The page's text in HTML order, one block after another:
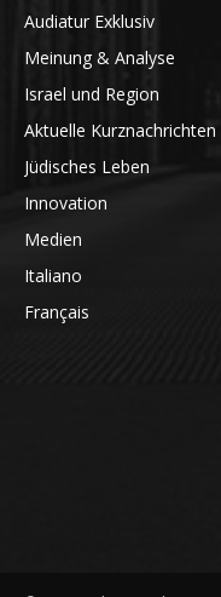
Audiatur Exklusiv
Meinung & Analyse
Israel und Region
Aktuelle Kurznachrichten
Jüdisches Leben
Innovation
Medien
Italiano
Français